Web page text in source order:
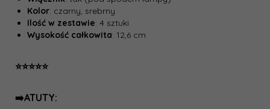
Kolor: czarny, srebrny
Ilość w zestawie: 4 sztuki
Wysokość całkowita: 12,6 cm
⭐⭐⭐⭐⭐
➡️ATUTY: